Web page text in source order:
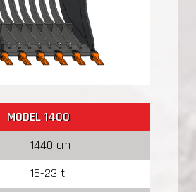
MODEL 1400
1440 cm
16-23 t